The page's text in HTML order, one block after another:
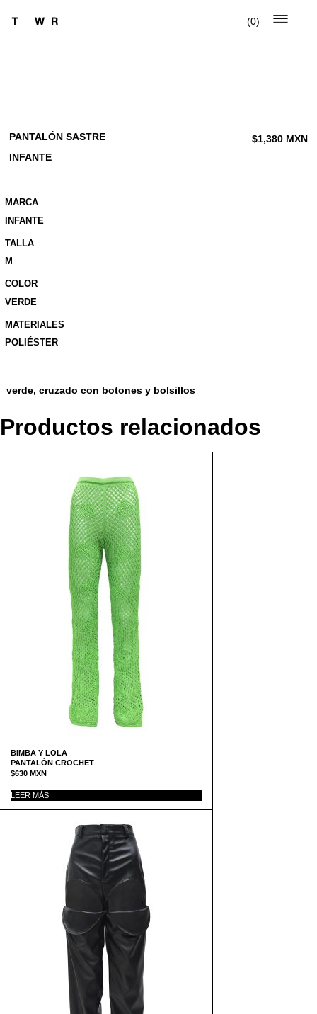
0
PANTALÓN SASTRE
INFANTE
$1,380MXN
MARCA
INFANTE
TALLA
M
COLOR
VERDE
MATERIALES
POLIÉSTER
verde, cruzado con botones y bolsillos
Productos relacionados
BIMBA Y LOLA
PANTALÓN CROCHET
$630 MXN
LEER MÁS